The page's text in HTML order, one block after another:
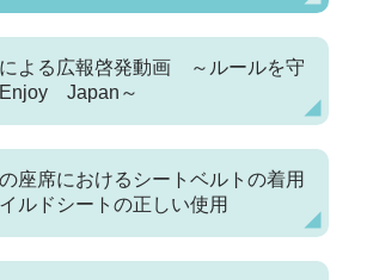
よる広報啓発動画 ～ルールを守
Japan～
座席におけるシートベルトの着用
ルドシートの正しい使用